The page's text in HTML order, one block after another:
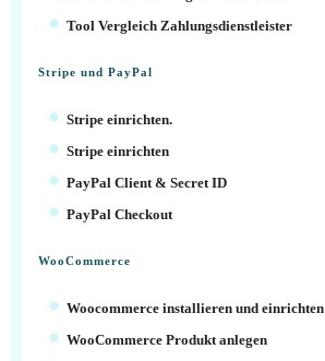
Tool Vergleich Zahlungsdienstleister
Stripe und PayPal
Stripe einrichten.
Stripe einrichten
PayPal Client & Secret ID
PayPal Checkout
WooCommerce
Woocommerce installieren und einrichten
WooCommerce Produkt anlegen